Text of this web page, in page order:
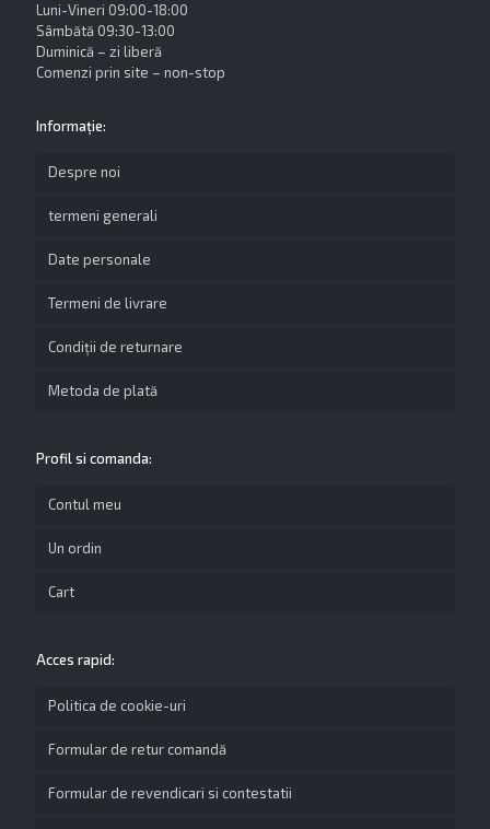
Luni-Vineri 09:00-18:00
Sâmbătă 09:30-13:00
Duminică – zi liberă
Comenzi prin site – non-stop
Informație:
Despre noi
termeni generali
Date personale
Termeni de livrare
Condiții de returnare
Metoda de plată
Profil si comanda:
Contul meu
Un ordin
Cart
Acces rapid:
Politica de cookie-uri
Formular de retur comandă
Formular de revendicari si contestatii